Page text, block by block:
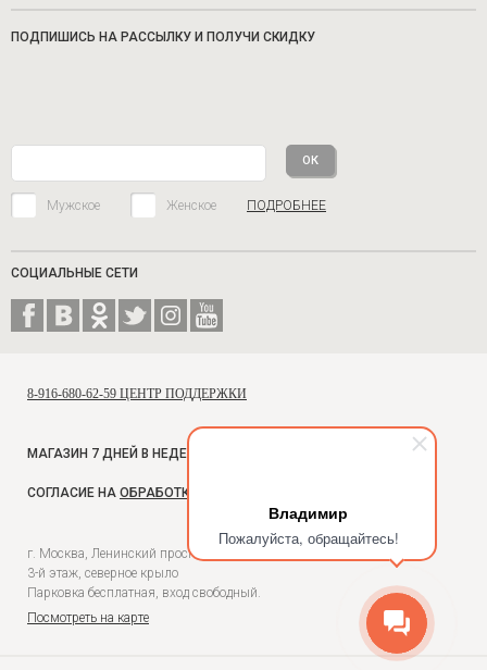
Владимир
Пожалуйста, обращайтесь!
ПОДПИШИСЬ НА РАССЫЛКУ И ПОЛУЧИ СКИДКУ
Мужское Женское ПОДРОБНЕЕ
СОЦИАЛЬНЫЕ СЕТИ
8-916-680-62-59 ЦЕНТР ПОДДЕРЖКИ
МАГАЗИН 7 ДНЕЙ В НЕДЕЛЮ, С 10 ДО 18
СОГЛАСИЕ НА ОБРАБОТКУ ПЕРСОНАЛЬНЫХ ДАННЫХ
г. Москва, Ленинский проспект, 54, Универмаг Москва,
3-й этаж, северное крыло
Парковка бесплатная, вход свободный.
Посмотреть на карте